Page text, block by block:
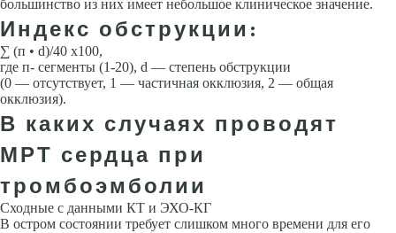
большинство из них имеет небольшое клиническое значение.
Индекс обструкции:
∑ (п • d)/40 x100,
где п- сегменты (1-20), d — степень обструкции
(0 — отсутствует, 1 — час­тичная окклюзия, 2 — общая
окклюзия).
В каких случаях проводят
МРТ сердца при
тромбоэмболии
Сходные с данными КТ и ЭХО-КГ
В остром состоянии требует слишком много времени для его